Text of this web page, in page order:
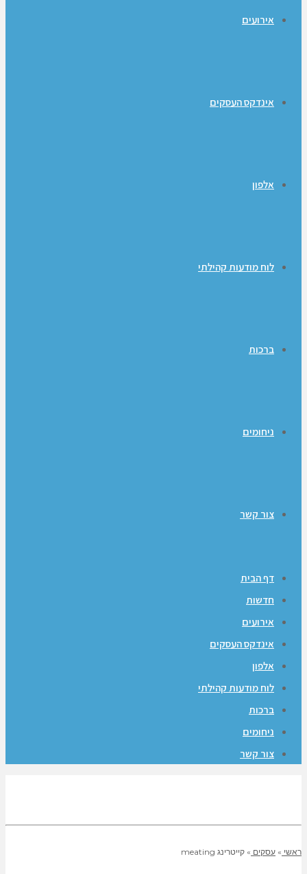
אירועים
אינדקס העסקים
אלפון
לוח מודעות קהילתי
ברכות
ניחומים
צור קשר
דף הבית
חדשות
אירועים
אינדקס העסקים
אלפון
לוח מודעות קהילתי
ברכות
ניחומים
צור קשר
ראשי » עסקים » קייטרינג meating